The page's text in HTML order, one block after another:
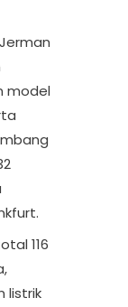
model
116
listrik